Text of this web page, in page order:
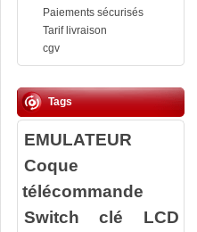
Paiements sécurisés
Tarif livraison
cgv
Tags
EMULATEUR
Coque
télécommande
Switch clé
LCD